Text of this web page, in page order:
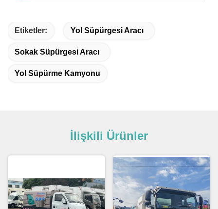
Etiketler: Yol Süpürgesi Aracı
Sokak Süpürgesi Aracı
Yol Süpürme Kamyonu
İlişkili Ürünler